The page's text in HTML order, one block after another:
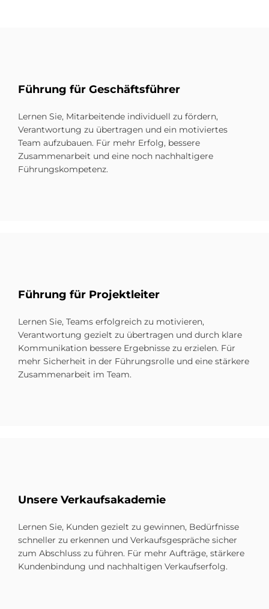
Füh­rung für Ge­schäfts­füh­rer
Lernen Sie, Mitarbeitende individuell zu fördern,
Verantwortung zu übertragen und ein motiviertes
Team aufzubauen. Für mehr Erfolg, bessere
Zusammenarbeit und eine noch nachhaltigere
Führungskompetenz.
Füh­rung für Pro­jekt­lei­ter
Lernen Sie, Teams erfolgreich zu motivieren,
Verantwortung gezielt zu übertragen und durch klare
Kommunikation bessere Ergebnisse zu erzielen. Für
mehr Sicherheit in der Führungsrolle und eine stärkere
Zusammenarbeit im Team.
Un­se­re Ver­kaufs­aka­de­mie
Lernen Sie, Kunden gezielt zu gewinnen, Bedürfnisse
schneller zu erkennen und Verkaufsgespräche sicher
zum Abschluss zu führen. Für mehr Aufträge, stärkere
Kundenbindung und nachhaltigen Verkaufserfolg.